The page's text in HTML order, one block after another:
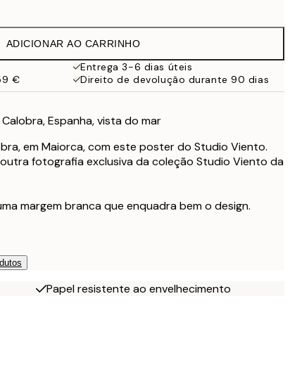
32,45 €
49 €
ADICIONAR AO CARRINHO
Entrega 3-6 dias úteis
€
Direito de devolução durante 90 dias
Espanha, vista do mar
em Maiorca, com este poster do Studio Viento.
fotografia exclusiva da coleção Studio Viento da
margem branca que enquadra bem o design.
Papel resistente ao envelhecimento